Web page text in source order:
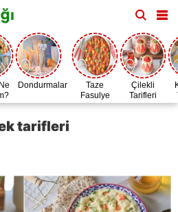
Dondurmalar
Taze
Fasulye
Zamanı
Çilekli
Tarifleri
tarifleri